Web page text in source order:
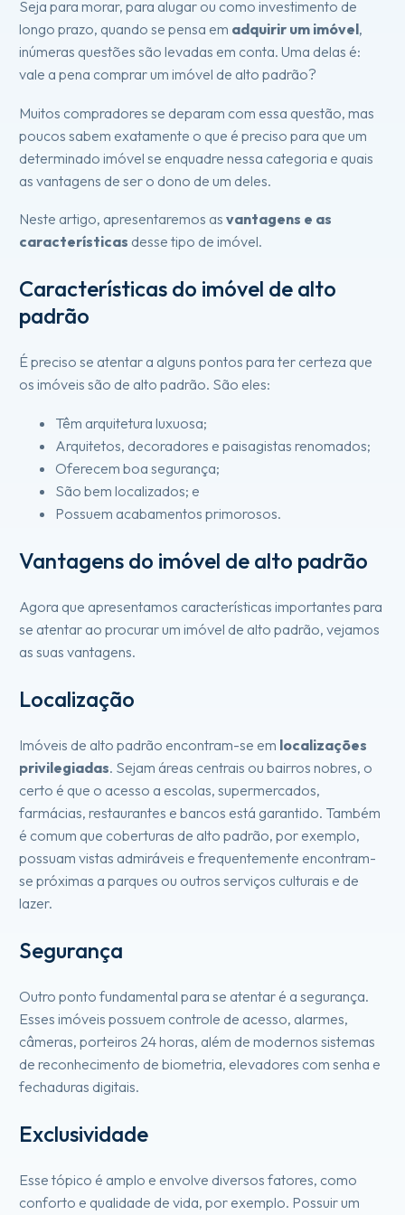
Seja para morar, para alugar ou como investimento de
longo prazo, quando se pensa em adquirir um imóvel,
inúmeras questões são levadas em conta. Uma delas é:
vale a pena comprar um imóvel de alto padrão?
Muitos compradores se deparam com essa questão, mas
poucos sabem exatamente o que é preciso para que um
determinado imóvel se enquadre nessa categoria e quais
as vantagens de ser o dono de um deles.
Neste artigo, apresentaremos as vantagens e as
características desse tipo de imóvel.
Características do imóvel de alto
padrão
É preciso se atentar a alguns pontos para ter certeza que
os imóveis são de alto padrão. São eles:
Têm arquitetura luxuosa;
Arquitetos, decoradores e paisagistas renomados;
Oferecem boa segurança;
São bem localizados; e
Possuem acabamentos primorosos.
Vantagens do imóvel de alto padrão
Agora que apresentamos características importantes para
se atentar ao procurar um imóvel de alto padrão, vejamos
as suas vantagens.
Localização
Imóveis de alto padrão encontram-se em localizações
privilegiadas. Sejam áreas centrais ou bairros nobres, o
certo é que o acesso a escolas, supermercados,
farmácias, restaurantes e bancos está garantido. Também
é comum que coberturas de alto padrão, por exemplo,
possuam vistas admiráveis e frequentemente encontram-
se próximas a parques ou outros serviços culturais e de
lazer.
Segurança
Outro ponto fundamental para se atentar é a segurança.
Esses imóveis possuem controle de acesso, alarmes,
câmeras, porteiros 24 horas, além de modernos sistemas
de reconhecimento de biometria, elevadores com senha e
fechaduras digitais.
Exclusividade
Esse tópico é amplo e envolve diversos fatores, como
conforto e qualidade de vida, por exemplo. Possuir um